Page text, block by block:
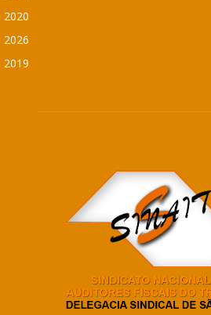
2020
2026
2019